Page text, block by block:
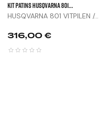
KIT PATINS HUSQVARNA 801...
HUSQVARNA 801 VITPILEN /...
Prix
316,00 €